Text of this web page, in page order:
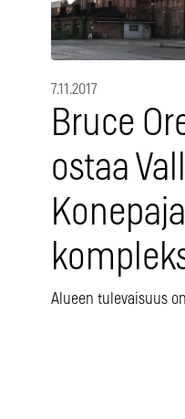
7.11.2017
Bruce
ostaa
Alueen tulevaisuus